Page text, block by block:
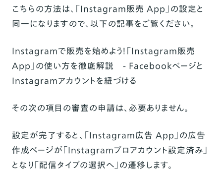
こちらの方法は、「Instagram販売 App」の設定と
同一になりますので、以下の記事をご覧ください。
Instagramで販売を始めよう！「Instagram販売
App」の使い方を徹底解説 - Facebookページと
Instagramアカウントを紐づける
その次の項目の審査の申請は、必要ありません。
設定が完了すると、 「Instagram広告 App」の広告
作成ページが「Instagramプロアカウント設定済み」
となり「配信タイプの選択へ」の遷移します。